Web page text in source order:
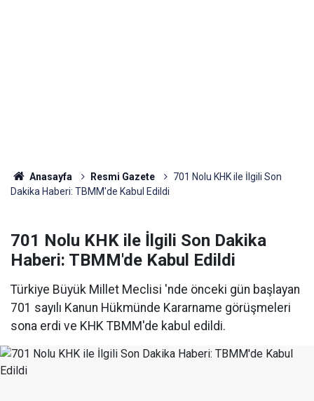
Anasayfa Resmi Gazete
701 Nolu KHK ile İlgili Son
Dakika Haberi: TBMM'de Kabul Edildi
701 Nolu KHK ile İlgili Son Dakika
Haberi: TBMM'de Kabul Edildi
Türkiye Büyük Millet Meclisi 'nde önceki gün başlayan
701 sayılı Kanun Hükmünde Kararname görüşmeleri
sona erdi ve KHK TBMM'de kabul edildi.